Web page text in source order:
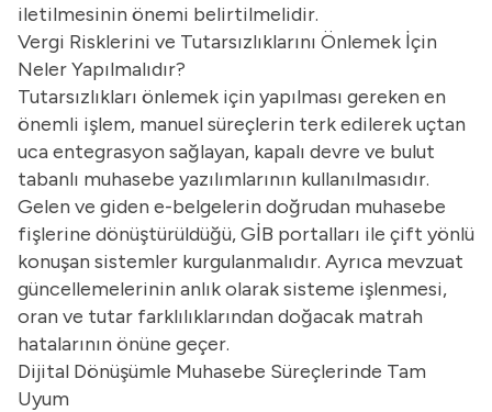
iletilmesinin önemi belirtilmelidir.
Vergi Risklerini ve Tutarsızlıklarını Önlemek İçin
Neler Yapılmalıdır?
Tutarsızlıkları önlemek için yapılması gereken en
önemli işlem, manuel süreçlerin terk edilerek uçtan
uca entegrasyon sağlayan, kapalı devre ve bulut
tabanlı muhasebe yazılımlarının kullanılmasıdır.
Gelen ve giden e-belgelerin doğrudan muhasebe
fişlerine dönüştürüldüğü,GİB portalları ile çift yönlü
konuşan sistemler kurgulanmalıdır. Ayrıca mevzuat
güncellemelerinin anlık olarak sisteme işlenmesi,
oran ve tutar farklılıklarından doğacak matrah
hatalarının önüne geçer.
Dijital Dönüşümle Muhasebe Süreçlerinde Tam
Uyum